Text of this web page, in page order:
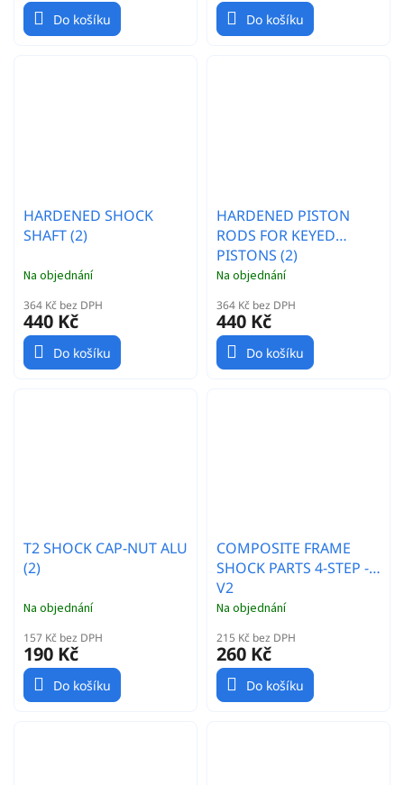
Do košíku Do košíku
HARDENED SHOCK
SHAFT (2)
Na objednání
364 Kč bez DPH
440 Kč
Do košíku
HARDENED PISTON
RODS FOR KEYED
PISTONS (2)
Na objednání
364 Kč bez DPH
440 Kč
Do košíku
T2 SHOCK CAP-NUT ALU
(2)
Na objednání
157 Kč bez DPH
190 Kč
Do košíku
COMPOSITE FRAME
SHOCK PARTS 4-STEP -
V2
Na objednání
215 Kč bez DPH
260 Kč
Do košíku